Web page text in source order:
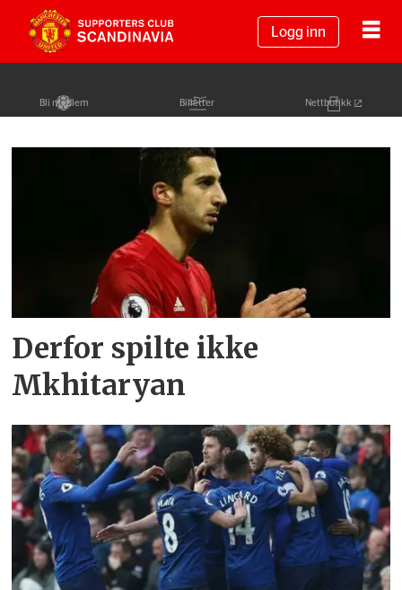
Logg inn
Bli medlem Billetter Nettbutikk
Tag:
middlesbrough
united
Derfor spilte ikke
Mkhitaryan